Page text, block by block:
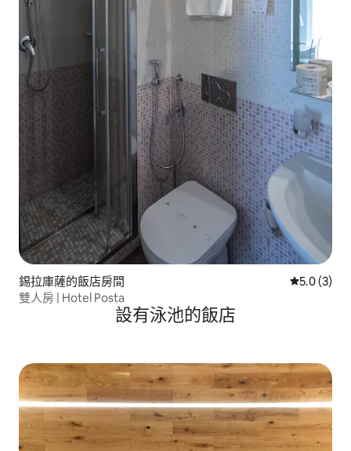
錫拉庫薩的飯店房間 從 3 則評
5.0 (3)
雙人房 | Hotel Posta
設有泳池的飯店